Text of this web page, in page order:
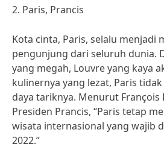
2. Paris, Prancis
Kota cinta, Paris, selalu menjadi
pengunjung dari seluruh dunia.
yang megah, Louvre yang kaya
kulinernya yang lezat, Paris
daya tariknya. Menurut François
Presiden Prancis, “Paris tetap
wisata internasional yang wajib
2022.”